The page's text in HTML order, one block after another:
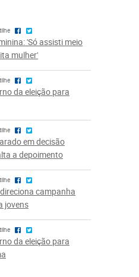
'Só assisti meio
mulher'
da eleição para
em decisão
a depoimento
campanha
jovens
da eleição para